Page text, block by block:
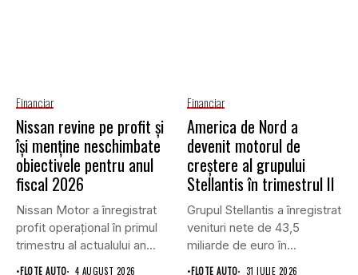
Financiar
Nissan revine pe profit și
își menține neschimbate
obiectivele pentru anul
fiscal 2026
Nissan Motor a înregistrat
profit operațional în primul
trimestru al actualului an...
•FLOTE AUTO 4 AUGUST 2026
Financiar
America de Nord a
devenit motorul de
creștere al grupului
Stellantis în trimestrul II
Grupul Stellantis a înregistrat
venituri nete de 43,5
miliarde de euro în...
•FLOTE AUTO 31 IULIE 2026